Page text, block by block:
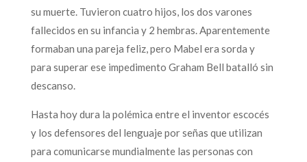
su muerte. Tuvieron cuatro hijos, los dos varones
fallecidos en su infancia y 2 hembras. Aparentemente
formaban una pareja feliz, pero Mabel era sorda y
para superar ese impedimento Graham Bell batalló sin
descanso.
Hasta hoy dura la polémica entre el inventor escocés
y los defensores del lenguaje por señas que utilizan
para comunicarse mundialmente las personas con